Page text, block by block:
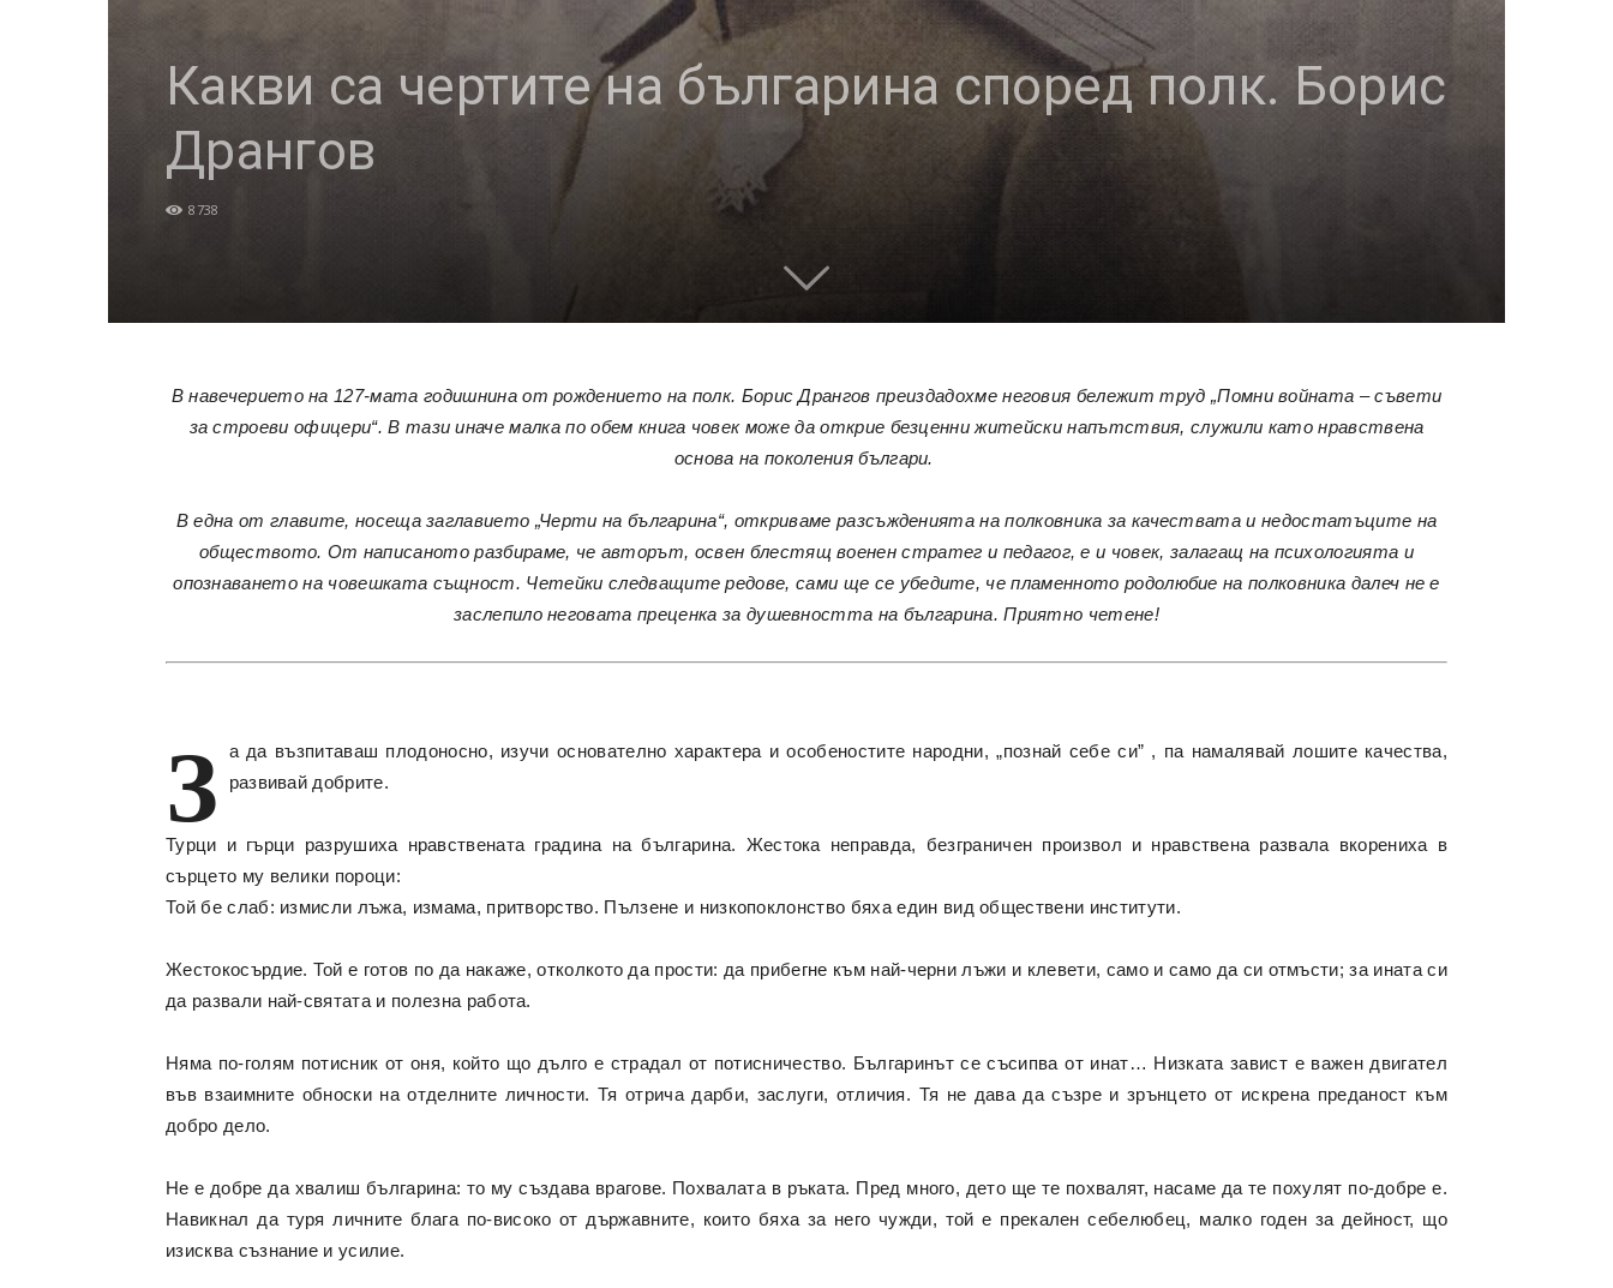
Какви са чертите на българина според полк. Борис
Дрангов
8738
В навечерието на 127-мата годишнина от рождението на полк. Борис Дрангов преиздадохме неговия бележит труд „Помни войната – съвети
за строеви офицери“. В тази иначе малка по обем книга човек може да открие безценни житейски напътствия, служили като нравствена
основа на поколения българи.
В една от главите, носеща заглавието „Черти на българина“, откриваме разсъжденията на полковника за качествата и недостатъците на
обществото. От написаното разбираме, че авторът, освен блестящ военен стратег и педагог, е и човек, залагащ на психологията и
опознаването на човешката същност. Четейки следващите редове, сами ще се убедите, че пламенното родолюбие на полковника далеч не е
заслепило неговата преценка за душевността на българина. Приятно четене!
З
а да възпитаваш плодоносно, изучи основателно характера и особеностите народни, „познай себе си” , па намалявай лошите качества,
развивай добрите.
Турци и гърци разрушиха нравствената градина на българина. Жестока неправда, безграничен произвол и нравствена развала вкорениха в
сърцето му велики пороци:
Той бе слаб: измисли лъжа, измама, притворство. Пълзене и низкопоклонство бяха един вид обществени институти.
Жестокосърдие. Той е готов по да накаже, отколкото да прости: да прибегне към най-черни лъжи и клевети, само и само да си отмъсти; за ината си
да развали най-святата и полезна работа.
Няма по-голям потисник от оня, който що дълго е страдал от потисничество. Българинът се съсипва от инат… Низката завист е важен двигател
във взаимните обноски на отделните личности. Тя отрича дарби, заслуги, отличия. Тя не дава да съзре и зрънцето от искрена преданост към
добро дело.
Не е добре да хвалиш българина: то му създава врагове. Похвалата в ръката. Пред много, дето ще те похвалят, насаме да те похулят по-добре е.
Навикнал да туря личните блага по-високо от държавните, които бяха за него чужди, той е прекален себелюбец, малко годен за дейност, що
изисква съзнание и усилие.